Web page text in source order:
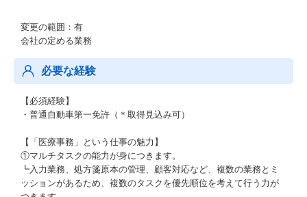
変更の範囲：有
会社の定める業務
必要な経験
【必須経験】
・普通自動車第一免許（＊取得見込み可）
【「医療事務」という仕事の魅力】
①マルチタスクの能力が身につきます。
┗入力業務、処方箋原本の管理、顧客対応など、複数の業務とミ
ッションがあるため、複数のタスクを優先順位を考えて行う力が